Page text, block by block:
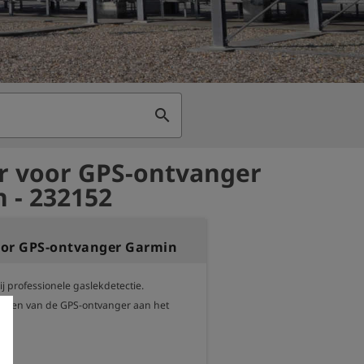
search
voor GPS-ontvanger
- 232152
GPS-ontvanger Garmin
professionele gaslekdetectie.
van de GPS-ontvanger aan het